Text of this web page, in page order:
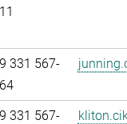
331 567-
331 567-